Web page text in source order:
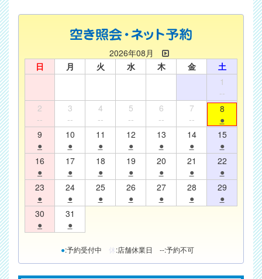
2026年08月
日
月 火 水 木 金
土
1
--
2
--
3
--
4
--
5
--
6
--
7
--
8
●
9
●
10
●
11
●
12
●
13
●
14
●
15
●
16
●
17
●
18
●
19
●
20
●
21
●
22
●
23
●
24
●
25
●
26
●
27
●
28
●
29
●
30
●
31
●
●:予約受付中 休:店舗休業日 --:予約不可